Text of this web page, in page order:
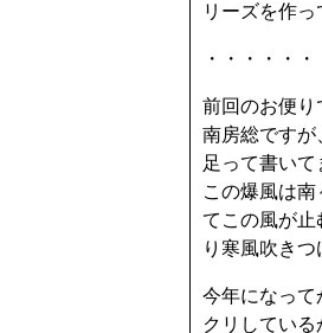
リーズを作っ
・・・・・
前回のお便り
南房総ですが
足って書い
この爆風は
てこの風が止
り寒風吹きつ
今年になって
クリしている